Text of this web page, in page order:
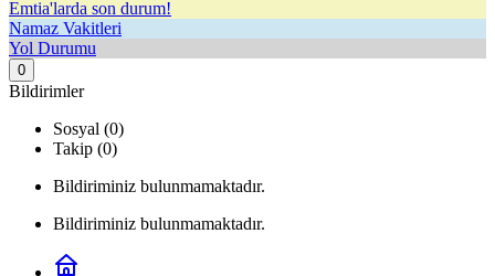
Emtia'larda son durum!
Namaz Vakitleri
Yol Durumu
0
Bildirimler
Sosyal (0)
Takip (0)
Bildiriminiz bulunmamaktadır.
Bildiriminiz bulunmamaktadır.